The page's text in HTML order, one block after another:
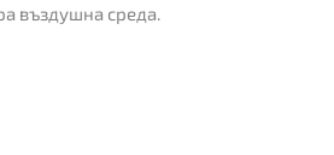
въздушна среда.